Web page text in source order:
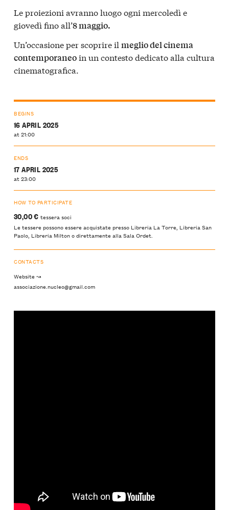
Le proiezioni avranno luogo ogni mercoledì e
giovedì fino all’8 maggio.
Un’occasione per scoprire il meglio del cinema
contemporaneoin un contesto dedicato alla cultura
cinematografica.
BEGINS
16 APRIL 2025
at 21:00
ENDS
17 APRIL 2025
at 23:00
HOW TO PARTICIPATE
30,00 €tessera soci
Le tessere possono essere acquistate presso Libreria La Torre, Libreria San
Paolo, Libreria Milton o direttamente alla Sala Ordet.
CONTACTS
Website ↝
associazione.nucleo@gmail.com